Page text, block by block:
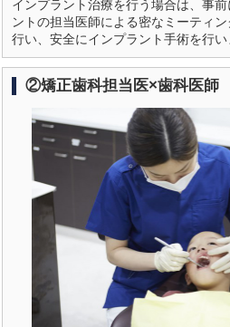
インプラント治療を行う場合は、事
ントの担当医師による密なミーティ
行い、安全にインプラント手術を行い
②矯正歯科担当医×歯科医師